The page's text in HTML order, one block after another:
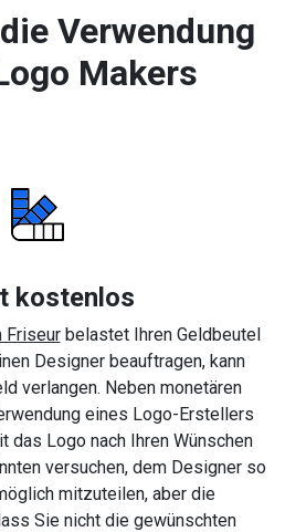
Verwendung
Makers
kostenlos
Friseurbelastet Ihren Geldbeutel
Designer beauftragen, kann
verlangen. Neben monetären
eines Logo-Erstellers
das Logo nach Ihren Wünschen
versuchen, dem Designer so
mitzuteilen, aber die
Sie nicht die gewünschten